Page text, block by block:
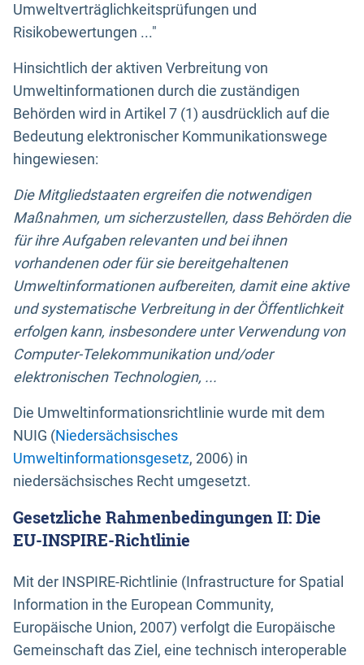
Umweltverträglichkeitsprüfungen und
Risikobewertungen ..."
Hinsichtlich der aktiven Verbreitung von
Umweltinformationen durch die zuständigen
Behörden wird in Artikel 7 (1) ausdrücklich auf die
Bedeutung elektronischer Kommunikationswege
hingewiesen:
Die Mitgliedstaaten ergreifen die notwendigen
Maßnahmen, um sicherzustellen, dass Behörden die
für ihre Aufgaben relevanten und bei ihnen
vorhandenen oder für sie bereitgehaltenen
Umweltinformationen aufbereiten, damit eine aktive
und systematische Verbreitung in der Öffentlichkeit
erfolgen kann, insbesondere unter Verwendung von
Computer-Telekommunikation und/oder
elektronischen Technologien, ...
Die Umweltinformationsrichtlinie wurde mit dem
NUIG (Niedersächsisches
Umweltinformationsgesetz, 2006) in
niedersächsisches Recht umgesetzt.
Gesetzliche Rahmenbedingungen II: Die
EU-INSPIRE-Richtlinie
Mit der INSPIRE-Richtlinie (Infrastructure for Spatial
Information in the European Community,
Europäische Union, 2007) verfolgt die Europäische
Gemeinschaft das Ziel, eine technisch interoperable